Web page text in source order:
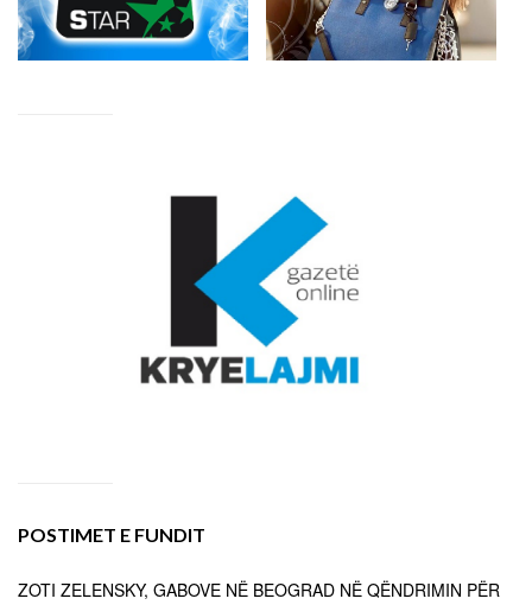
POSTIMET E FUNDIT
ZOTI ZELENSKY, GABOVE NË BEOGRAD NË QËNDRIMIN PËR